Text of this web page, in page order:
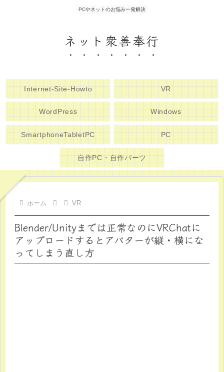
PCやネットのお悩み一発解決
ネット衆善奉行
Internet-Site-Howto VR
WordPress Windows
SmartphoneTabletPC PC
自作PC・自作パーツ
ホーム VR
Blender/Unityまでは正常なのにVRChatに
アップロードするとアバターが縦・横にな
ってしまう直し方